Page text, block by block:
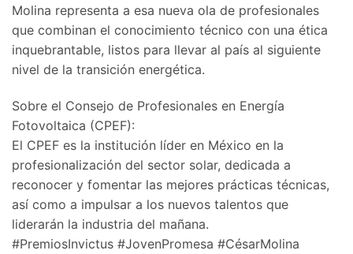
Molina representa a esa nueva ola de profesionales
que combinan el conocimiento técnico con una ética
inquebrantable, listos para llevar al país al siguiente
nivel de la transición energética.
​Sobre el Consejo de Profesionales en Energía
Fotovoltaica (CPEF):
El CPEF es la institución líder en México en la
profesionalización del sector solar, dedicada a
reconocer y fomentar las mejores prácticas técnicas,
así como a impulsar a los nuevos talentos que
liderarán la industria del mañana.
​#PremiosInvictus #JovenPromesa #CésarMolina